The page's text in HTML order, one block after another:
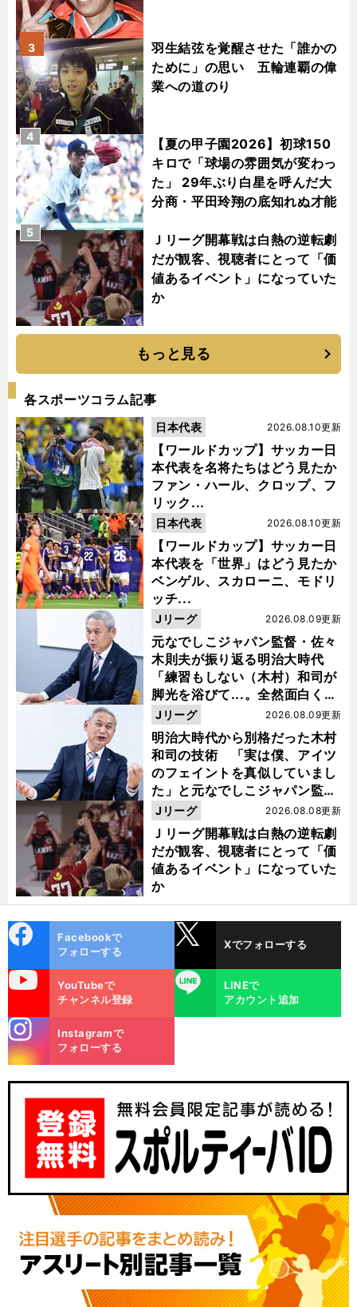
羽生結弦を覚醒させた「誰かの
ために」の思い 五輪連覇の偉
業への道のり
3
【夏の甲子園2026】初球150
キロで「球場の雰囲気が変わっ
た」 29年ぶり白星を呼んだ大
分商・平田玲翔の底知れぬ才能
4
Ｊリーグ開幕戦は白熱の逆転劇
だが観客、視聴者にとって「価
値あるイベント」になっていた
か
5
もっと見る
各スポーツコラム記事
【ワールドカップ】サッカー日
本代表を名将たちはどう見たか
ファン・ハール、クロップ、フ
リック...
2026.08.10更新
日本代表
【ワールドカップ】サッカー日
本代表を「世界」はどう見たか
ベンゲル、スカローニ、モドリ
ッチ...
2026.08.10更新
日本代表
元なでしこジャパン監督・佐々
木則夫が振り返る明治大時代
「練習もしない（木村）和司が
脚光を浴びて...。全然面白くな
い４年間でした」
2026.08.09更新
Jリーグ
明治大時代から別格だった木村
和司の技術 「実は僕、アイツ
のフェイントを真似していまし
た」と元なでしこジャパン監
督・佐々木則夫
2026.08.09更新
Jリーグ
Ｊリーグ開幕戦は白熱の逆転劇
だが観客、視聴者にとって「価
値あるイベント」になっていた
か
2026.08.08更新
Jリーグ
ok
Facebookで
フォローする
Xでフォローする
YouTubeで
チャンネル登録
LINE
LINEで
アカウント追加
m
Instagramで
フォローする